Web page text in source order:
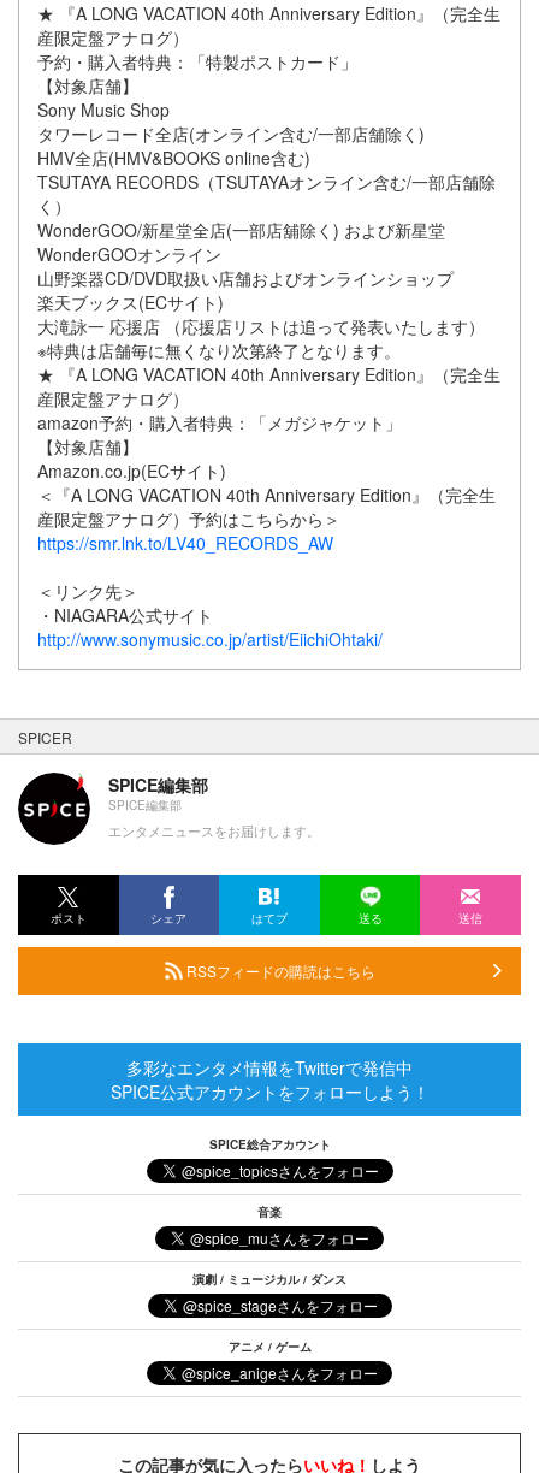
★ 『A LONG VACATION 40th Anniversary Edition』（完全生
産限定盤アナログ）
予約・購入者特典：「特製ポストカード」
【対象店舗】
Sony Music Shop
タワーレコード全店(オンライン含む/一部店舗除く)
HMV全店(HMV&BOOKS online含む)
TSUTAYA RECORDS（TSUTAYAオンライン含む/一部店舗除
く）
WonderGOO/新星堂全店(一部店舖除く) および新星堂
WonderGOOオンライン
山野楽器CD/DVD取扱い店舗およびオンラインショップ
楽天ブックス(ECサイト)
大滝詠一 応援店 （応援店リストは追って発表いたします）
※特典は店舗毎に無くなり次第終了となります。
★ 『A LONG VACATION 40th Anniversary Edition』（完全生
産限定盤アナログ）
amazon予約・購入者特典：「メガジャケット」
【対象店舗】
Amazon.co.jp(ECサイト)
＜『A LONG VACATION 40th Anniversary Edition』（完全生
産限定盤アナログ）予約はこちらから＞
https://smr.lnk.to/LV40_RECORDS_AW
＜リンク先＞
・NIAGARA公式サイト
http://www.sonymusic.co.jp/artist/EiichiOhtaki/
SPICER
SPICE編集部
SPICE編集部
エンタメニュースをお届けします。
ポスト シェア はてブ 送る 送信
RSSフィードの購読はこちら
多彩なエンタメ情報をTwitterで発信中
SPICE公式アカウントをフォローしよう！
SPICE総合アカウント
音楽
演劇 / ミュージカル / ダンス
アニメ / ゲーム
この記事が気に入ったらいいね！ しよう